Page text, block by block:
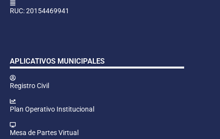
RUC: 20154469941
APLICATIVOS MUNICIPALES
Registro Civil
Plan Operativo Institucional
Mesa de Partes Virtual